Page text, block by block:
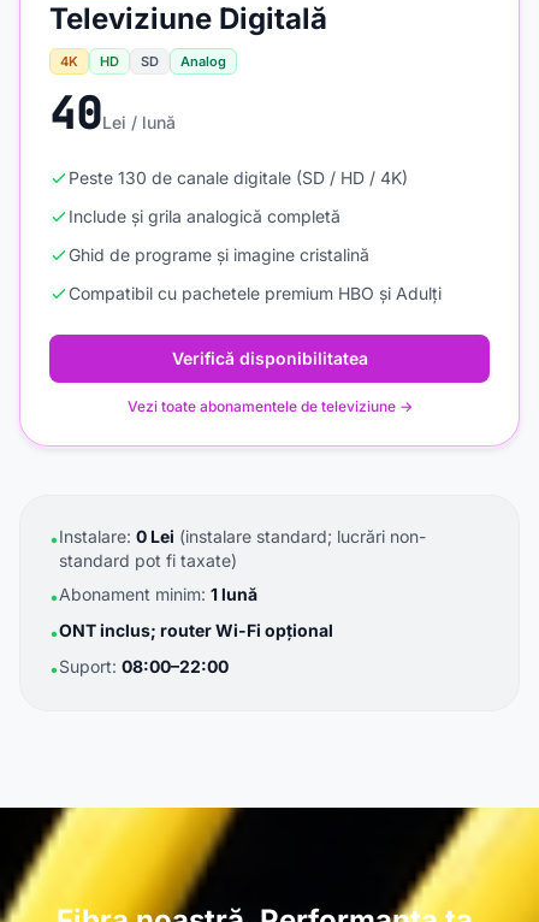
Televiziune Digitală
4K HD SD Analog
40Lei / lună
Peste 130 de canale digitale (SD / HD / 4K)
Include și grila analogică completă
Ghid de programe și imagine cristalină
Compatibil cu pachetele premium HBO și Adulți
Verifică disponibilitatea
Vezi toate abonamentele de televiziune →
•Instalare: 0 Lei (instalare standard; lucrări non-
standard pot fi taxate)
•Abonament minim: 1 lună
•ONT inclus; router Wi-Fi opțional
•Suport: 08:00–22:00